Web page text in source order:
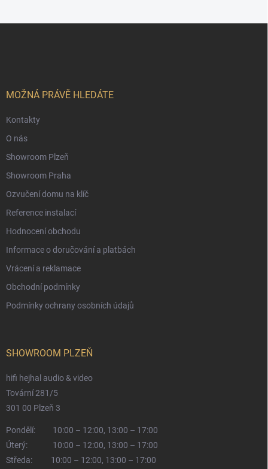
MOŽNÁ PRÁVĚ HLEDÁTE
Kontakty
O nás
Showroom Plzeň
Showroom Praha
Ozvučení domu na klíč
Reference instalací
Hodnocení obchodu
Informace o doručování a platbách
Vrácení a reklamace
Obchodní podmínky
Podmínky ochrany osobních údajů
SHOWROOM PLZEŇ
hifi hejhal audio & video
Tovární 281/5
301 00 Plzeň 3
Pondělí:
10:00 – 12:00, 13:00 – 17:00
Úterý:
10:00 – 12:00, 13:00 – 17:00
Středa:
10:00 – 12:00, 13:00 – 17:00